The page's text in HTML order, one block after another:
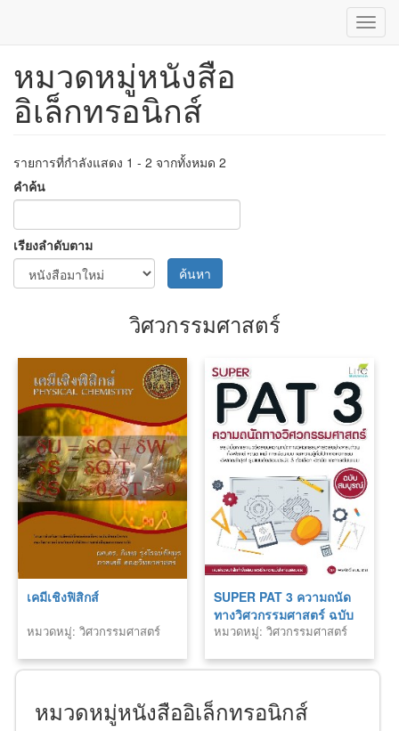
ข้าม
เนื้อหา
หมวดหมู่หนังสือ
อิเล็กทรอนิกส์
รายการที่กำลังแสดง 1 - 2 จากทั้งหมด 2
คำค้น
เรียงลำดับตาม
ค้นหา
วิศวกรรมศาสตร์
เคมีเชิงฟิสิกส์
หมวดหมู่: วิศวกรรมศาสตร์
SUPER PAT 3 ความถนัด
ทางวิศวกรรมศาสตร์ ฉบับ
สมบูรณ์
หมวดหมู่: วิศวกรรมศาสตร์
หมวดหมู่หนังสืออิเล็กทรอนิกส์